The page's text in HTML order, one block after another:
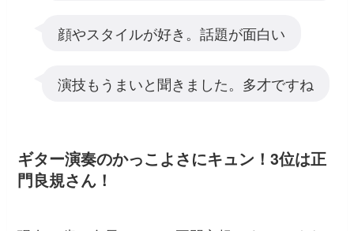
顔やスタイルが好き。話題が面白い
演技もうまいと聞きました。多才ですね
ギター演奏のかっこよさにキュン！3位は正
門良規さん！